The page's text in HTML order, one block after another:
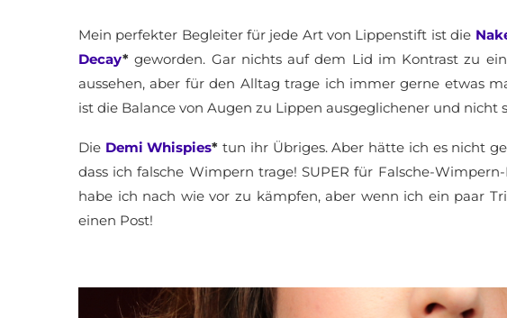
Mein perfekter Begleiter für jede Art von Lippenstift ist die
Decay* geworden. Gar nichts auf dem Lid im Kontrast zu
aussehen, aber für den Alltag trage ich immer gerne etwas
ist die Balance von Augen zu Lippen ausgeglichener und nicht
Die Demi Whispies* tun ihr Übriges. Aber hätte ich es nicht
dass ich falsche Wimpern trage! SUPER für Falsche-
habe ich nach wie vor zu kämpfen, aber wenn ich ein paar
einen Post!